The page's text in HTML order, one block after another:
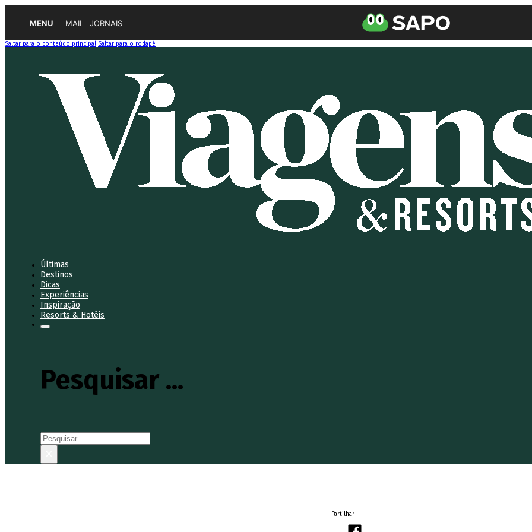
MENU MAIL JORNAIS
Saltar para o conteúdo principal Saltar para o rodapé
Últimas
Destinos
Dicas
Experiências
Inspiração
Resorts & Hotéis
Pesquisar ...
Pesquisar
Partilhar